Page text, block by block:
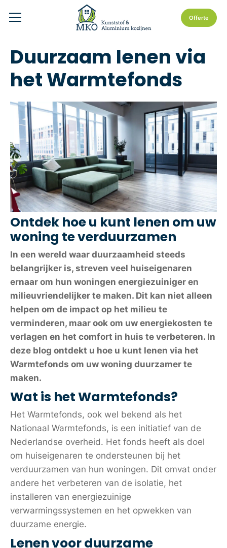
Offerte
Duurzaam lenen via
het Warmtefonds
Ontdek hoe u kunt lenen om uw
woning te verduurzamen
In een wereld waar duurzaamheid steeds
belangrijker is, streven veel huiseigenaren
ernaar om hun woningen energiezuiniger en
milieuvriendelijker te maken. Dit kan niet alleen
helpen om de impact op het milieu te
verminderen, maar ook om uw energiekosten te
verlagen en het comfort in huis te verbeteren. In
deze blog ontdekt u hoe u kunt lenen via het
Warmtefonds om uw woning duurzamer te
maken.
Wat is het Warmtefonds?
Het Warmtefonds, ook wel bekend als het
Nationaal Warmtefonds, is een initiatief van de
Nederlandse overheid. Het fonds heeft als doel
om huiseigenaren te ondersteunen bij het
verduurzamen van hun woningen. Dit omvat onder
andere het verbeteren van de isolatie, het
installeren van energiezuinige
verwarmingssystemen en het opwekken van
duurzame energie.
Lenen voor duurzame